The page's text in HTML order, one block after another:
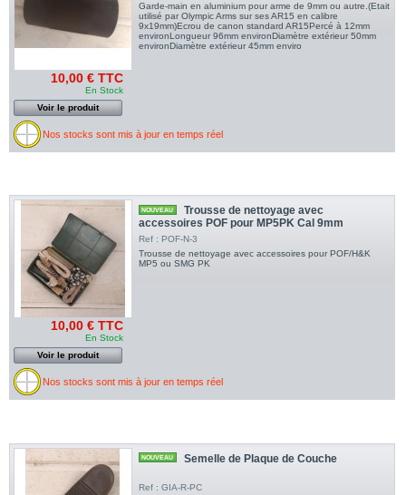
Garde-main en aluminium pour arme de 9mm ou autre.(Etait
utilisé par Olympic Arms sur ses AR15 en calibre
9x19mm)Ecrou de canon standard AR15Percé à 12mm
environLongueur 96mm environDiamètre extérieur 50mm
environDiamètre extérieur 45mm enviro
10,00 € TTC
En Stock
Voir le produit
Nos stocks sont mis à jour en temps réel
NOUVEAU
Trousse de nettoyage avec
accessoires POF pour MP5PK Cal 9mm
Ref : POF-N-3
Trousse de nettoyage avec accessoires pour POF/H&K
MP5 ou SMG PK
10,00 € TTC
En Stock
Voir le produit
Nos stocks sont mis à jour en temps réel
NOUVEAU Semelle de Plaque de Couche
Ref : GIA-R-PC